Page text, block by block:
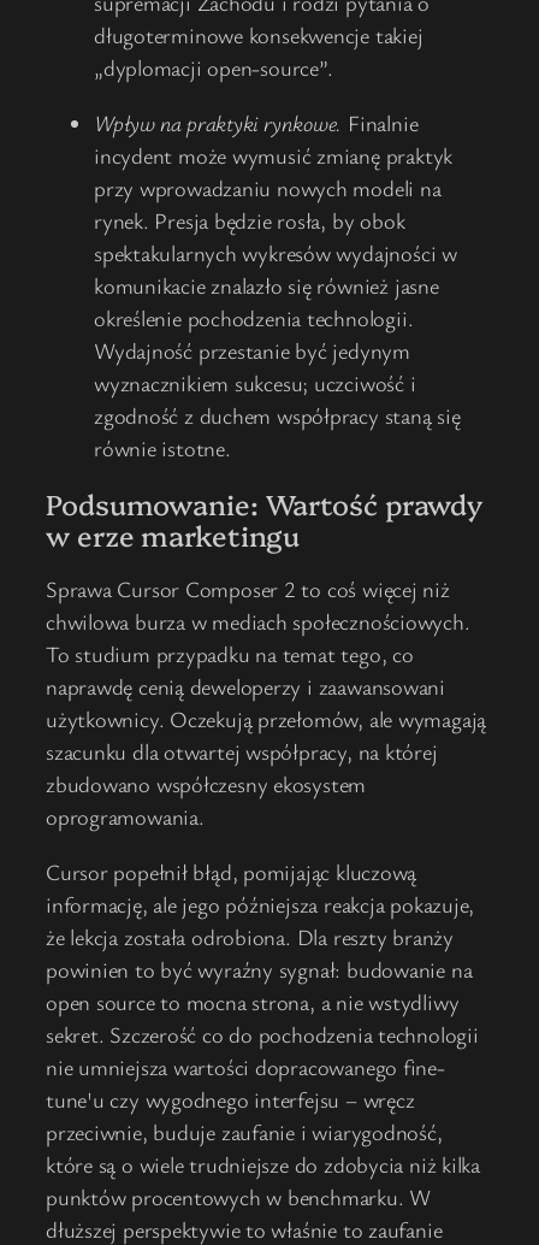
długoterminowe konsekwencje takiej
„dyplomacji open-source”.
Wpływ na praktyki rynkowe. Finalnie
incydent może wymusić zmianę praktyk
przy wprowadzaniu nowych modeli na
rynek. Presja będzie rosła, by obok
spektakularnych wykresów wydajności w
komunikacie znalazło się również jasne
określenie pochodzenia technologii.
Wydajność przestanie być jedynym
wyznacznikiem sukcesu; uczciwość i
zgodność z duchem współpracy staną się
równie istotne.
Podsumowanie: Wartość prawdy
w erze marketingu
Sprawa Cursor Composer 2 to coś więcej niż
chwilowa burza w mediach społecznościowych.
To studium przypadku na temat tego, co
naprawdę cenią deweloperzy i zaawansowani
użytkownicy. Oczekują przełomów, ale wymagają
szacunku dla otwartej współpracy, na której
zbudowano współczesny ekosystem
oprogramowania.
Cursor popełnił błąd, pomijając kluczową
informację, ale jego późniejsza reakcja pokazuje,
że lekcja została odrobiona. Dla reszty branży
powinien to być wyraźny sygnał: budowanie na
open source to mocna strona, a nie wstydliwy
sekret. Szczerość co do pochodzenia technologii
nie umniejsza wartości dopracowanego fine-
tune'u czy wygodnego interfejsu – wręcz
przeciwnie, buduje zaufanie i wiarygodność,
które są o wiele trudniejsze do zdobycia niż kilka
punktów procentowych w benchmarku. W
dłuższej perspektywie to właśnie to zaufanie